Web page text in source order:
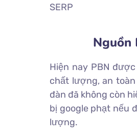
SERP
Nguồn
Hiện nay PBN
chất lượng, an
đàn đã không còn
bị google phạt nếu
lượng.